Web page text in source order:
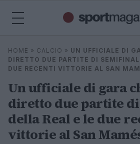
Cerca
HOME » CALCIO » UN UFFICIALE DI
DIRETTO DUE PARTITE DI
DUE RECENTI VITTORIE AL SAN
Un ufficiale di gara
diretto due partite
della Real e le due
vittorie al San